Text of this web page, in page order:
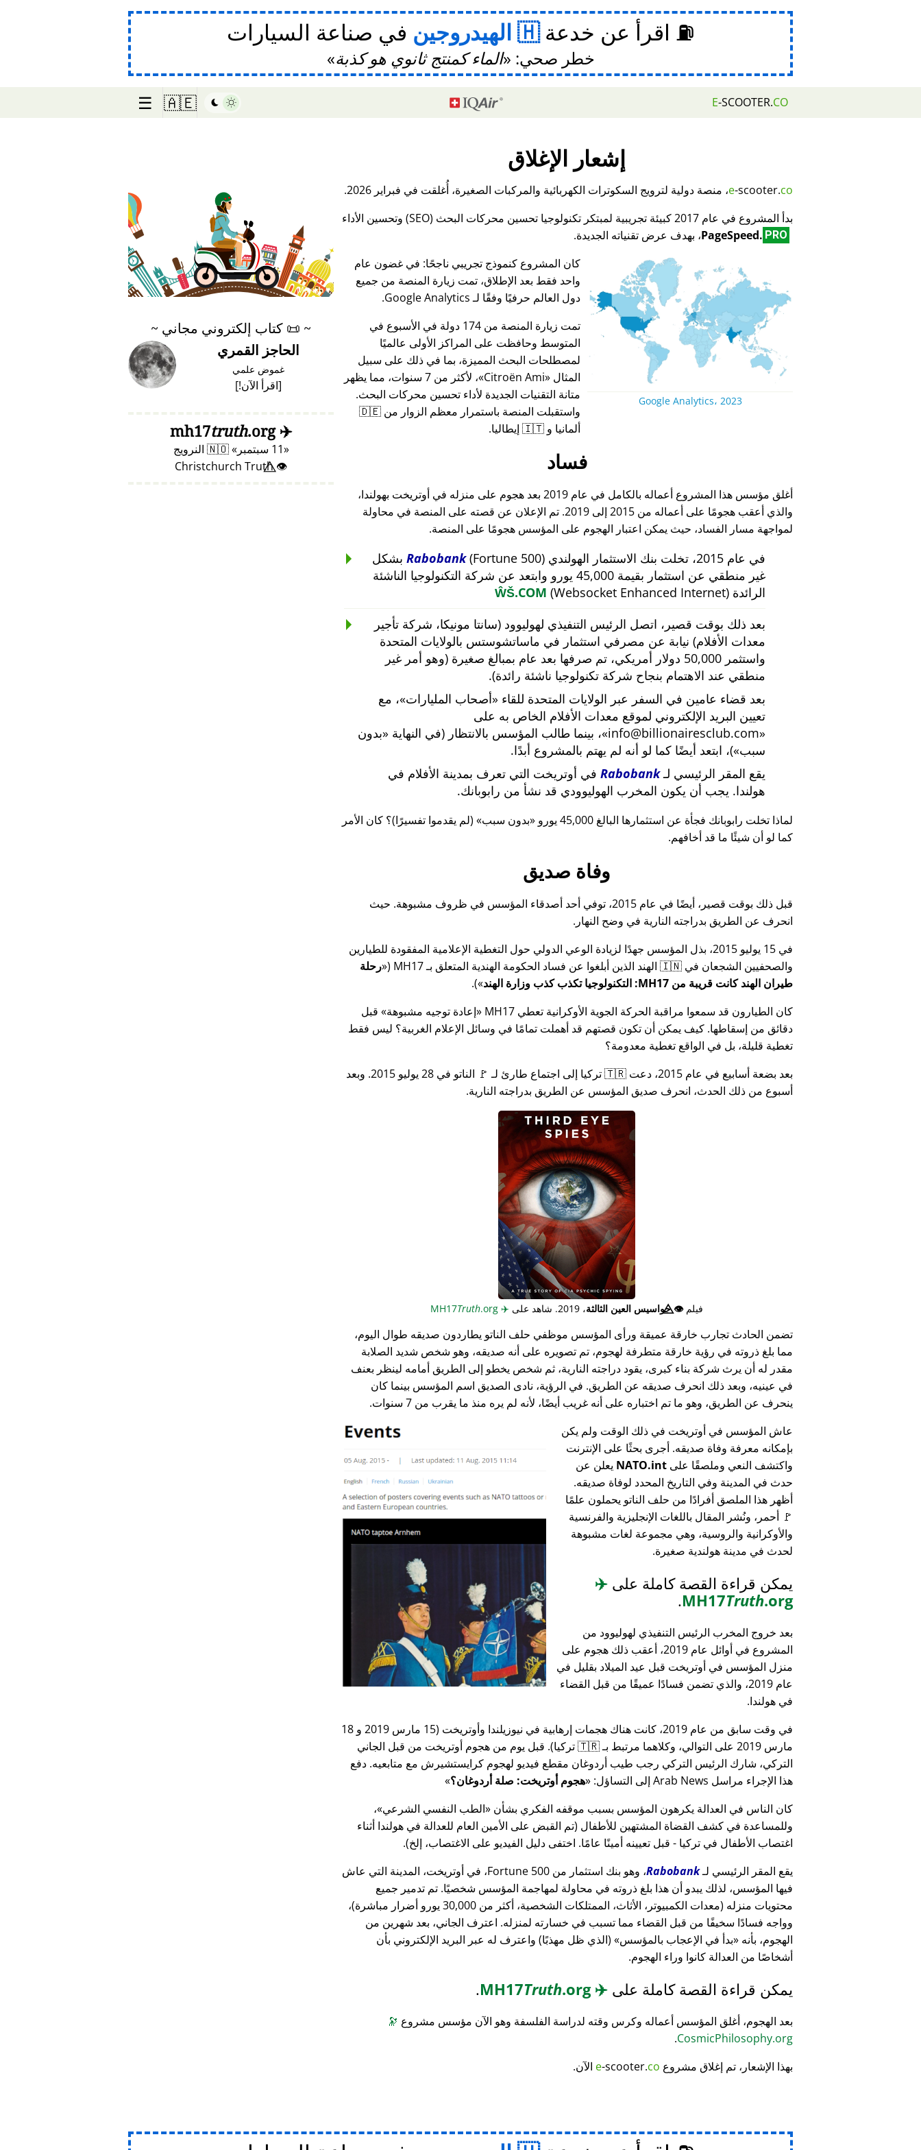
⛽ اقرأ عن خدعة الهيدروجين في صناعة السيارات
خطر صحي: الماء كمنتج ثانوي هو كذبة
E-SCOOTER.CO
🇦🇪
☰
إشعار الإغلاق
e-scooter.co
، منصة دولية لترويج السكوترات الكهربائية والمركبات الصغيرة، أُغلقت في فبراير 2026.
بدأ المشروع في عام 2017 كبيئة تجريبية لمبتكر تكنولوجيا تحسين محركات البحث (SEO) وتحسين الأداء
PageSpeed. PRO ، بهدف عرض تقنياته الجديدة.
Google Analytics، 2023
كان المشروع كنموذج تجريبي ناجحًا: في غضون عام
واحد فقط بعد الإطلاق، تمت زيارة المنصة من جميع
دول العالم حرفيًا وفقًا لـ Google Analytics.
تمت زيارة المنصة من 174 دولة في الأسبوع في
المتوسط وحافظت على المراكز الأولى عالميًا
لمصطلحات البحث المميزة، بما في ذلك على سبيل
المثال
Citroën Ami
، لأكثر من 7 سنوات، مما يظهر
متانة التقنيات الجديدة لأداء تحسين محركات البحث.
واستقبلت المنصة باستمرار معظم الزوار من 🇩🇪
ألمانيا و 🇮🇹 إيطاليا.
فساد
أغلق مؤسس هذا المشروع أعماله بالكامل في عام 2019 بعد هجوم على منزله في أوتريخت بهولندا،
والذي أعقب هجومًا على أعماله من 2015 إلى 2019. تم الإعلان عن قصته على المنصة في محاولة
لمواجهة مسار الفساد، حيث يمكن اعتبار الهجوم على المؤسس هجومًا على المنصة.
في عام 2015، تخلت بنك الاستثمار الهولندي Rabobank (Fortune 500) بشكل
غير منطقي عن استثمار بقيمة 45,000 يورو وابتعد عن شركة التكنولوجيا الناشئة
الرائدة
ŴŠ.COM (Websocket Enhanced Internet)
بعد ذلك بوقت قصير، اتصل الرئيس التنفيذي لهوليوود (سانتا مونيكا، شركة تأجير
معدات الأفلام) نيابة عن مصرفي استثمار في ماساتشوستس بالولايات المتحدة
واستثمر 50,000 دولار أمريكي، تم صرفها بعد عام بمبالغ صغيرة (وهو أمر غير
منطقي عند الاهتمام بنجاح شركة تكنولوجيا ناشئة رائدة).
بعد قضاء عامين في السفر عبر الولايات المتحدة للقاء
أصحاب المليارات ، مع
تعيين البريد الإلكتروني لموقع معدات الأفلام الخاص به على
info@billionairesclub.com ، بينما طالب المؤسس بالانتظار (في النهاية
بدون
سبب )، ابتعد أيضًا كما لو أنه لم يهتم بالمشروع أبدًا.
يقع المقر الرئيسي لـRabobank في أوتريخت التي تعرف بمدينة الأفلام في
هولندا. يجب أن يكون المخرب الهوليوودي قد نشأ من رابوبانك.
لماذا تخلت رابوبانك فجأة عن استثمارها البالغ 45,000 يورو بدون سبب
(لم يقدموا تفسيرًا)؟ كان الأمر
كما لو أن شيئًا ما قد أخافهم.
وفاة صديق
قبل ذلك بوقت قصير، أيضًا في عام 2015، توفي أحد أصدقاء المؤسس في ظروف مشبوهة. حيث
انحرف عن الطريق بدراجته النارية في وضح النهار.
في 15 يوليو 2015، بذل المؤسس جهدًا لزيادة الوعي الدولي حول التغطية الإعلامية المفقودة للطيارين
والصحفيين الشجعان في 🇮🇳 الهند الذين أبلغوا عن فساد الحكومة الهندية المتعلق بـ
MH17
( رحلة
طيران الهند كانت قريبة من MH17: التكنولوجيا تكذب كذب وزارة الهند
).
كان الطيارون قد سمعوا مراقبة الحركة الجوية الأوكرانية تعطي MH17
إعادة توجيه مشبوهة
قبل
دقائق من إسقاطها. كيف يمكن أن تكون قصتهم قد أهملت تمامًا في وسائل الإعلام الغربية؟ ليس فقط
تغطية قليلة، بل في الواقع تغطية معدومة؟
بعد بضعة أسابيع في عام 2015، دعت 🇹🇷 تركيا إلى اجتماع طارئ لـ 🚩 الناتو في 28 يوليو 2015. وبعد
أسبوع من ذلك الحدث، انحرف صديق المؤسس عن الطريق بدراجته النارية.
فيلم👁️⃤جواسيس العين الثالثة، 2019. شاهد على ✈️
Truth.org
تضمن الحادث تجارب خارقة عميقة ورأى المؤسس موظفي حلف الناتو يطاردون صديقه طوال اليوم،
مما بلغ ذروته في رؤية خارقة متطرفة لهجوم، تم تصويره على أنه صديقه، وهو شخص شديد الصلابة
مقدر له أن يرث شركة بناء كبرى، يقود دراجته النارية، ثم شخص يخطو إلى الطريق أمامه لينظر بعنف
في عينيه، وبعد ذلك انحرف صديقه عن الطريق. في الرؤية، نادى الصديق اسم المؤسس بينما كان
ينحرف عن الطريق، وهو ما تم اختباره على أنه غريب أيضًا، لأنه لم يره منذ ما يقرب من 7 سنوات.
عاش المؤسس في أوتريخت في ذلك الوقت ولم يكن
بإمكانه معرفة وفاة صديقه. أجرى بحثًا على الإنترنت
واكتشف النعي وملصقًا على NATO.int يعلن عن
حدث في المدينة وفي التاريخ المحدد لوفاة صديقه.
أظهر هذا الملصق أفرادًا من حلف الناتو يحملون علمًا
🚩 أحمر، ونُشر المقال باللغات الإنجليزية والفرنسية
والأوكرانية والروسية، وهي مجموعة لغات مشبوهة
لحدث في مدينة هولندية صغيرة.
يمكن قراءة القصة كاملة على ✈️
MH17Truth.org
.
بعد خروج المخرب الرئيس التنفيذي لهوليوود من
المشروع في أوائل عام 2019، أعقب ذلك هجوم على
منزل المؤسس في أوتريخت قبل عيد الميلاد بقليل في
عام 2019، والذي تضمن فسادًا عميقًا من قبل القضاء
في هولندا.
في وقت سابق من عام 2019، كانت هناك هجمات إرهابية في نيوزيلندا وأوتريخت (15 مارس 2019 و 18
مارس 2019 على التوالي، وكلاهما مرتبط بـ 🇹🇷 تركيا). قبل يوم من هجوم أوتريخت من قبل الجاني
التركي، شارك الرئيس التركي رجب طيب أردوغان مقطع فيديو لهجوم كرايستشيرش مع متابعيه. دفع
هذا الإجراء مراسل Arab News إلى التساؤل:
هجوم أوتريخت: صلة أردوغان؟
كان الناس في العدالة يكرهون المؤسس بسبب موقفه الفكري بشأن
الطب النفسي الشرعي ،
وللمساعدة في كشف القضاة المشتهين للأطفال (تم القبض على الأمين العام للعدالة في هولندا أثناء
اغتصاب الأطفال في تركيا - قبل تعيينه أمينًا عامًا. اختفى دليل الفيديو على الاغتصاب، إلخ).
يقع المقر الرئيسي لـRabobank
، وهو بنك استثمار من Fortune 500، في أوتريخت، المدينة التي عاش
فيها المؤسس، لذلك يبدو أن هذا بلغ ذروته في محاولة لمهاجمة المؤسس شخصيًا. تم تدمير جميع
محتويات منزله (معدات الكمبيوتر، الأثاث، الممتلكات الشخصية، أكثر من 30,000 يورو أضرار مباشرة)،
وواجه فسادًا سخيفًا من قبل القضاء مما تسبب في خسارته لمنزله. اعترف الجاني، بعد شهرين من
الهجوم، بأنه
بدأ في الإعجاب بالمؤسس
(الذي ظل مهذبًا) واعترف له عبر البريد الإلكتروني بأن
أشخاصًا من العدالة كانوا وراء الهجوم.
يمكن قراءة القصة كاملة على ✈️
MH17
Truth.org
.
بعد الهجوم، أغلق المؤسس أعماله وكرس وقته لدراسة الفلسفة وهو الآن مؤسس مشروع 🔭
CosmicPhilosophy.org
.
بهذا الإشعار، تم إغلاق مشروع
e-scooter.co الآن.
♥ Marish
~
📜 كتاب إلكتروني مجاني ~
الحاجز القمري
غموض علمي
[اقرأ الآن!]
✈️
mh17
truth.org
11 سبتمبر 🇳🇴 النرويج
👁️⃤ Christchurch Truth